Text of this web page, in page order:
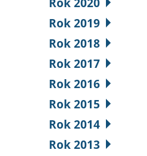
Rok 2019
Rok 2018
Rok 2017
Rok 2016
Rok 2015
Rok 2014
Rok 2013